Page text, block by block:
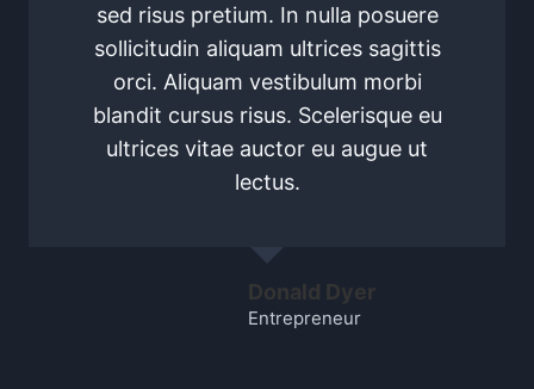
sed risus pretium. In nulla posuere
sollicitudin aliquam ultrices sagittis
orci. Aliquam vestibulum morbi
blandit cursus risus. Scelerisque eu
ultrices vitae auctor eu augue ut
lectus.
Donald Dyer
Entrepreneur